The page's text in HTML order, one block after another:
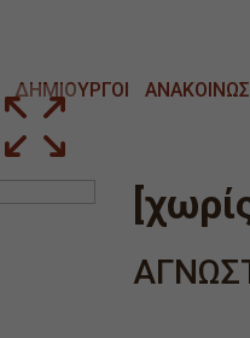
ΔΗΜΙΟΥΡΓΟΙ